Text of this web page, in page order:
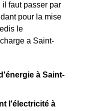
faut passer par
pour la mise
le
a Saint-
à Saint-
l'électricité à